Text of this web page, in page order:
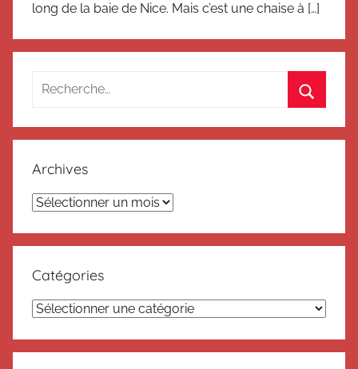
long de la baie de Nice. Mais c’est une chaise à […]
Recherche
:
Archives
Archives
Catégories
Catégories